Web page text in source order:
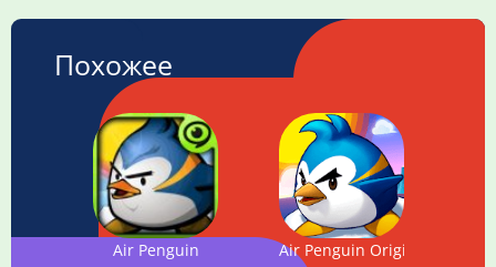
Похожее
Air Penguin Air Penguin Origin